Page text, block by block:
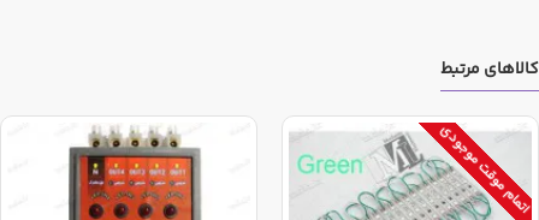
کالاهای مرتبط
اتمام موقت موجودی